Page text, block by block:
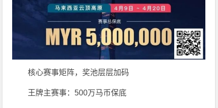
核心赛事矩阵，奖池层层加码
王牌主赛事：500万马币保底